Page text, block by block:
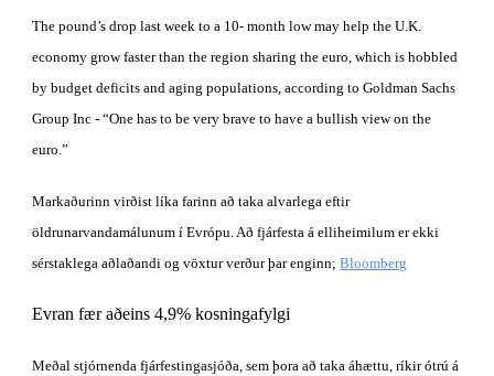
The pound’s drop last week to a 10- month low may help the U.K.
economy grow faster than the region sharing the euro, which is hobbled
by budget deficits and aging populations, according to Goldman Sachs
Group Inc - “One has to be very brave to have a bullish view on the
euro.”
Markaðurinn virðist líka farinn að taka alvarlega eftir
öldrunarvandamálunum í Evrópu. Að fjárfesta á elliheimilum er ekki
sérstaklega aðlaðandi og vöxtur verður þar enginn; Bloomberg
Evran fær aðeins 4,9% kosningafylgi
Meðal stjórnenda fjárfestingasjóða, sem þora að taka áhættu, ríkir ótrú á